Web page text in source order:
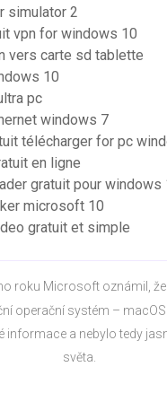
simulator 2
vpn for windows 10
vers carte sd tablette
10
pc
windows 7
télécharger for pc
en ligne
gratuit pour windows
microsoft 10
gratuit et simple
roku Microsoft oznámil, že
operační systém –
informace a nebylo tedy
světa.